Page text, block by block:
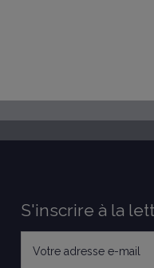
S'inscrire à la